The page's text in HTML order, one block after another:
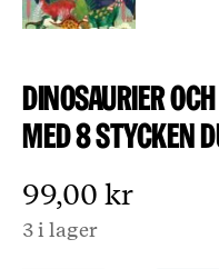
Dinosaurier
med 8
99,00 kr
3 i lager